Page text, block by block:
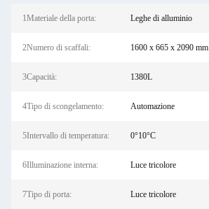
1Materiale della porta: Leghe di alluminio
2Numero di scaffali: 1600 x 665 x 2090 mm
3Capacità: 1380L
4Tipo di scongelamento: Automazione
5Intervallo di temperatura: 0°10°C
6Illuminazione interna: Luce tricolore
7Tipo di porta: Luce tricolore